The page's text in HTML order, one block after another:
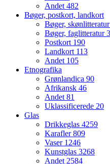
Andet 482
Bøger, postkort, landkort
Bøger, skønlitteratur
Bøger, faglitteratur
Postkort 190
Landkort 113
Andet 105
Etnografika
Grønlandica 90
Afrikansk 46
Andet 81
Uklassificerede 20
Glas
Drikkeglas 4259
Karafler809
Vaser 1246
Kunstglas 3268
Andet 2584